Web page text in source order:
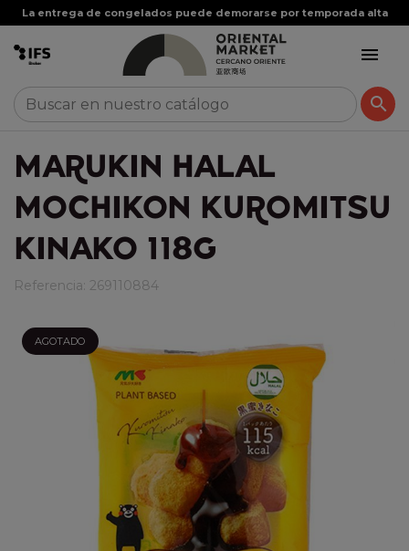
La entrega de congelados puede demorarse por temporada alta


MARUKIN HALAL
MOCHIKON KUROMITSU
KINAKO 118G
Referencia: 269110884
AGOTADO